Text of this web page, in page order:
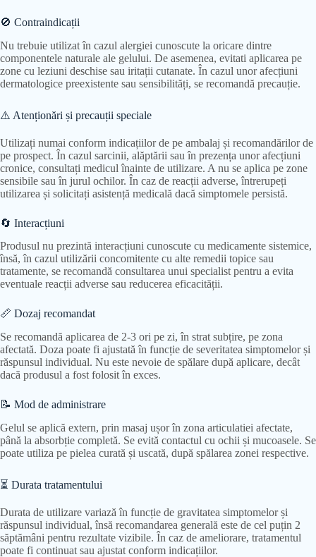
🚫 Contraindicații
Nu trebuie utilizat în cazul alergiei cunoscute la oricare dintre
componentele naturale ale gelului. De asemenea, evitati aplicarea pe
zone cu leziuni deschise sau iritații cutanate. În cazul unor afecțiuni
dermatologice preexistente sau sensibilități, se recomandă precauție.
⚠️ Atenționări și precauții speciale
Utilizați numai conform indicațiilor de pe ambalaj și recomandărilor de
pe prospect. În cazul sarcinii, alăptării sau în prezența unor afecțiuni
cronice, consultați medicul înainte de utilizare. A nu se aplica pe zone
sensibile sau în jurul ochilor. În caz de reacții adverse, întrerupeți
utilizarea și solicitați asistență medicală dacă simptomele persistă.
🔄 Interacțiuni
Produsul nu prezintă interacțiuni cunoscute cu medicamente sistemice,
însă, în cazul utilizării concomitente cu alte remedii topice sau
tratamente, se recomandă consultarea unui specialist pentru a evita
eventuale reacții adverse sau reducerea eficacității.
📏 Dozaj recomandat
Se recomandă aplicarea de 2-3 ori pe zi, în strat subțire, pe zona
afectată. Doza poate fi ajustată în funcție de severitatea simptomelor și
răspunsul individual. Nu este nevoie de spălare după aplicare, decât
dacă produsul a fost folosit în exces.
📝 Mod de administrare
Gelul se aplică extern, prin masaj ușor în zona articulatiei afectate,
până la absorbție completă. Se evită contactul cu ochii și mucoasele. Se
poate utiliza pe pielea curată și uscată, după spălarea zonei respective.
⏳ Durata tratamentului
Durata de utilizare variază în funcție de gravitatea simptomelor și
răspunsul individual, însă recomandarea generală este de cel puțin 2
săptămâni pentru rezultate vizibile. În caz de ameliorare, tratamentul
poate fi continuat sau ajustat conform indicațiilor.